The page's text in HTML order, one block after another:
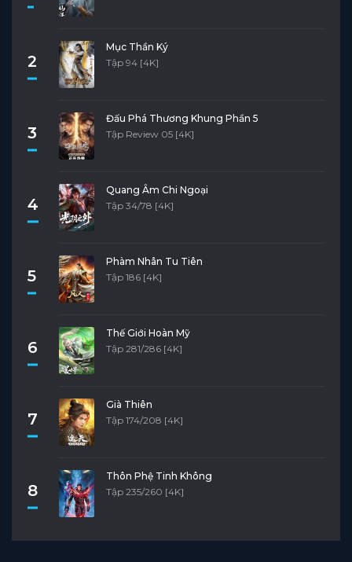
2
Mục Thần Ký
Tập 94 [4K]
3
Đấu Phá Thương Khung Phần 5
Tập Review 05 [4K]
4
Quang Âm Chi Ngoại
Tập 34/78 [4K]
5
Phàm Nhân Tu Tiên
Tập 186 [4K]
6
Thế Giới Hoàn Mỹ
Tập 281/286 [4K]
7
Già Thiên
Tập 174/208 [4K]
8
Thôn Phệ Tinh Không
Tập 235/260 [4K]